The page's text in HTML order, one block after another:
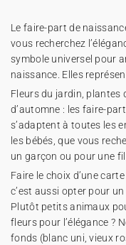
Le faire-part de
vous recherchez
symbole universel pour
naissance. Elles
Fleurs du jardin, plantes
d’automne : les faire-
s’adaptent à toutes les
les bébés, que vous
un garçon ou pour une
Faire le choix d’une
c’est aussi opter pour
Plutôt petits animaux
fleurs pour l’élégance ?
fonds (blanc uni, vieux